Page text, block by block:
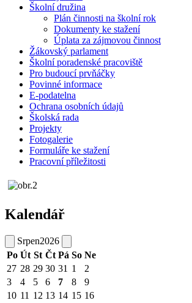
Školní družina
Plán činnosti na školní rok
Dokumenty ke stažení
Úplata za zájmovou činnost
Žákovský parlament
Školní poradenské pracoviště
Pro budoucí prvňáčky
Povinné informace
E-podatelna
Ochrana osobních údajů
Školská rada
Projekty
Fotogalerie
Formuláře ke stažení
Pracovní příležitosti
Kalendář
Srpen2026
Po Út St Čt Pá So Ne
27 28 29 30 31 1
2
3
4 5 6 7 8
9
10 11 12 13 14 15 16